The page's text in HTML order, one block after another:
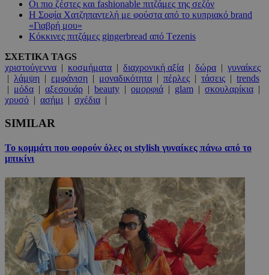
Οι πιο ζέστες και fashionable πιτζάμες της σεζόν
Η Σοφία Χατζηπαντελή με φούστα από το κυπριακό brand
«Γιαβρή μου»
Κόκκινες πιτζάμες gingerbread από Τezenis
ΣΧΕΤΙΚΑ TAGS
χριστούγεννα | κοσμήματα | διαχρονική αξία | δώρα | γυναίκες
| λάμψη | εμφάνιση | μοναδικότητα | πέρλες | τάσεις | trends
| μόδα | αξεσουάρ | beauty | ομορφιά | glam | σκουλαρίκια |
χρυσό | ασήμι | σχέδια |
SIMILAR
Το κομμάτι που φορούν όλες οι stylish γυναίκες πάνω από το
μπικίνι